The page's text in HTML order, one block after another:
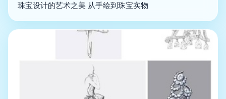
珠宝设计的艺术之美 从手绘到珠宝实物